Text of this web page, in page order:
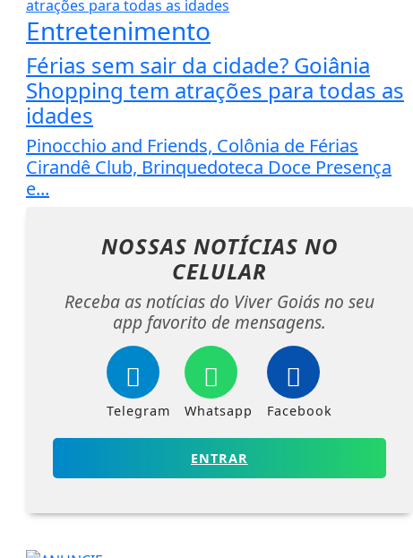
Entretenimento
Férias sem sair da cidade? Goiânia
Shopping tem atrações para todas as
idades
Pinocchio and Friends, Colônia de Férias
Cirandê Club, Brinquedoteca Doce Presença
e...
NOSSAS NOTÍCIAS NO
CELULAR
Receba as notícias do Viver Goiás no seu
app favorito de mensagens.
Telegram Whatsapp Facebook
ENTRAR